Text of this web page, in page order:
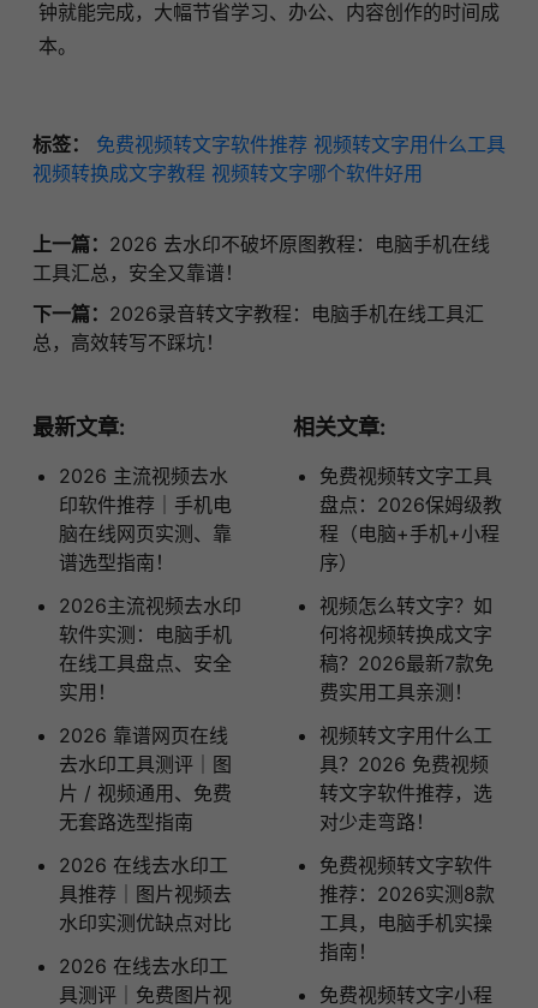
钟就能完成，大幅节省学习、办公、内容创作的时间成
本。
标签： 免费视频转文字软件推荐 视频转文字用什么工具
视频转换成文字教程 视频转文字哪个软件好用
上一篇： 2026 去水印不破坏原图教程：电脑手机在线
工具汇总，安全又靠谱！
下一篇： 2026录音转文字教程：电脑手机在线工具汇
总，高效转写不踩坑！
最新文章:
2026 主流视频去水
印软件推荐｜手机电
脑在线网页实测、靠
谱选型指南！
2026主流视频去水印
软件实测：电脑手机
在线工具盘点、安全
实用！
2026 靠谱网页在线
去水印工具测评｜图
片 / 视频通用、免费
无套路选型指南
2026 在线去水印工
具推荐｜图片视频去
水印实测优缺点对比
2026 在线去水印工
具测评｜免费图片视
相关文章:
免费视频转文字工具
盘点：2026保姆级教
程（电脑+手机+小程
序）
视频怎么转文字？如
何将视频转换成文字
稿？2026最新7款免
费实用工具亲测！ ​
视频转文字用什么工
具？2026 免费视频
转文字软件推荐，选
对少走弯路！
免费视频转文字软件
推荐：2026实测8款
工具，电脑手机实操
指南！
免费视频转文字小程